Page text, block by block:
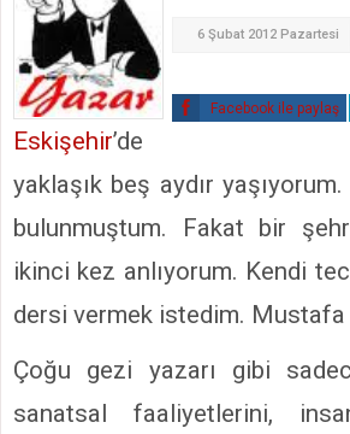
6 Şubat 2012 Pazartesi
Facebook ile paylaş
Eskişehir’de
yaklaşık beş aydır
bulunmuştum. Fakat bir
ikinci kez anlıyorum. Kendi
dersi vermek istedim. Mustafa
Çoğu gezi yazarı gibi
sanatsal faaliyetlerini,